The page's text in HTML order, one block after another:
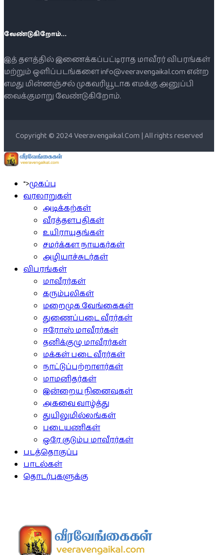
வேண்டுகிறோம்...
இத் தளத்தில் இணைக்கப்பட்டிராத மாவீரர் விபரங்கள்
மற்றும் ஒளிப்படங்களை info@veeravengaikal.com என்ற
எமது மின்னஞ்சல் முகவரியூடாக எமக்கு அனுப்பி
வைக்குமாறு வேண்டுகிறோம்.
Copyright © 2024 Veeravengaikal.Com | All rights reserved
">முகப்பு
வரலாறுகள்
அடிக்கற்கள்
வீரத்தளபதிகள்
உயிராயுதங்கள்
சமர்க்கள நாயகர்கள்
அழியாச்சுடர்கள்
விபரங்கள்
மாவீரர்கள்
கரும்புலிகள்
மறைமுக வேங்கைகள்
துணைப்படை வீரர்கள்
ஈரோஸ் மாவீரர்கள்
தனிக்குழு மாவீரர்கள்
மக்கள் படை வீரர்கள்
நாட்டுப்பற்றாளர்கள்
மாமனிதர்கள்
இன்றைய நினைவுகள்
அகவை வாழ்த்து
துயிலுமில்லங்கள்
படையணிகள்
ஒரே குடும்ப மாவீரர்கள்
படத்தொகுப்பு
பாடல்கள்
தொடர்புகளுக்கு